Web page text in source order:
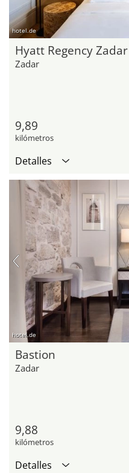
hotel.de
Hyatt Regency Zadar
Zadar
9,89
kilómetros
Detalles
hotel.de
Bastion
Zadar
9,88
kilómetros
Detalles